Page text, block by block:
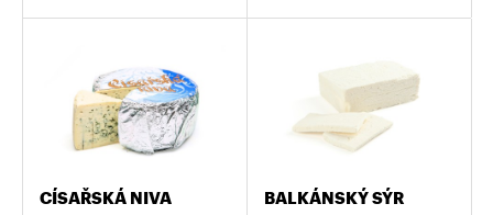
CÍSAŘSKÁ NIVA BALKÁNSKÝ SÝR